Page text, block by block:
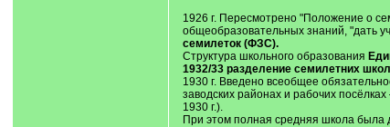
1926 г. Пересмотрено "Положение о
общеобразовательных знаний, "дать
семилеток (ФЗС).
Структура школьного образования
1932/33 разделение семилетних
1930 г. Введено всеобщее
заводских районах и рабочих
1930 г.).
При этом полная средняя школа была